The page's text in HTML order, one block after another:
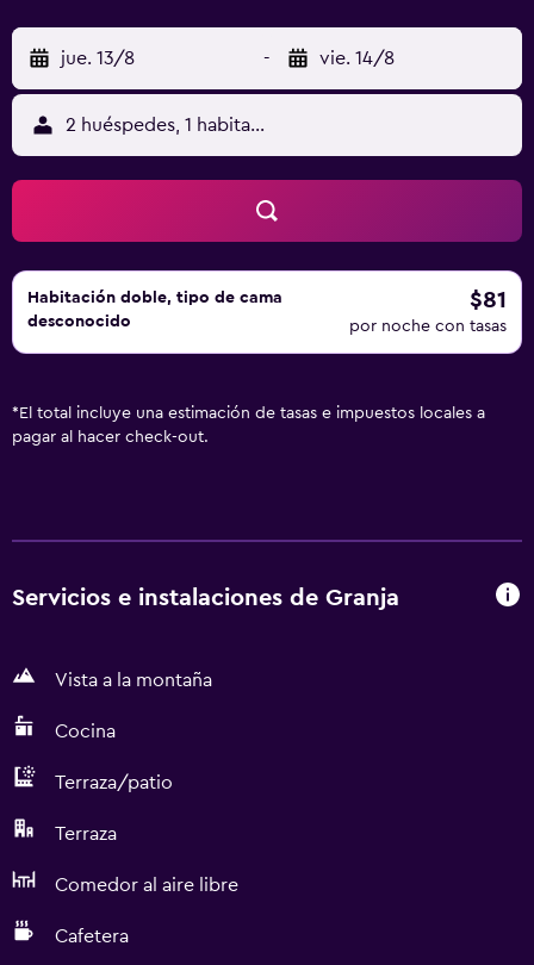
jue. 13/8 - vie. 14/8
2 huéspedes, 1 habitación
Habitación doble, tipo de cama
desconocido
$81
por noche con tasas
* El total incluye una estimación de tasas e impuestos locales a
pagar al hacer check-out.
Servicios e instalaciones de Granja
Vista a la montaña
Cocina
Terraza/patio
Terraza
Comedor al aire libre
Cafetera